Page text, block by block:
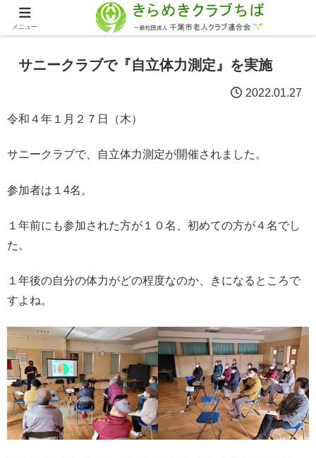
サニークラブで『自立体力測定』を実施
2022.01.27
令和４年１月２７日（木）
サニークラブで、自立体力測定が開催されました。
参加者は１4名。
１年前にも参加された方が１０名、初めての方が４名でし
た。
１年後の自分の体力がどの程度なのか、きになるところで
すよね。
メニュー